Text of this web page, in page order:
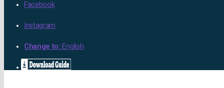
Facebook
Instagram
Change to: English